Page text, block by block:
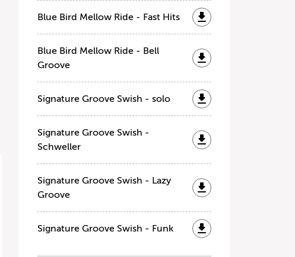
Blue Bird Mellow Ride - Fast Hits
Blue Bird Mellow Ride - Bell
Groove
Signature Groove Swish - solo
Signature Groove Swish -
Schweller
Signature Groove Swish - Lazy
Groove
Signature Groove Swish - Funk